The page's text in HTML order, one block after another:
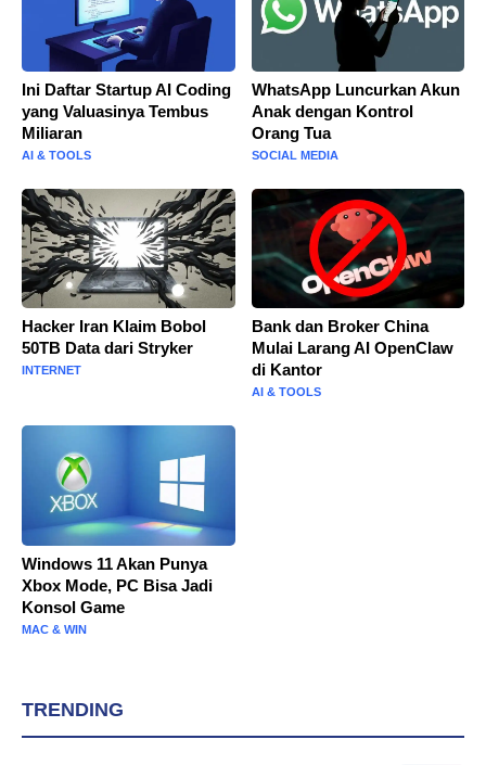
Ini Daftar Startup AI Coding
yang Valuasinya Tembus
Miliaran
AI & TOOLS
WhatsApp Luncurkan Akun
Anak dengan Kontrol
Orang Tua
SOCIAL MEDIA
Hacker Iran Klaim Bobol
50TB Data dari Stryker
INTERNET
Bank dan Broker China
Mulai Larang AI OpenClaw
di Kantor
AI & TOOLS
Windows 11 Akan Punya
Xbox Mode, PC Bisa Jadi
Konsol Game
MAC & WIN
TRENDING